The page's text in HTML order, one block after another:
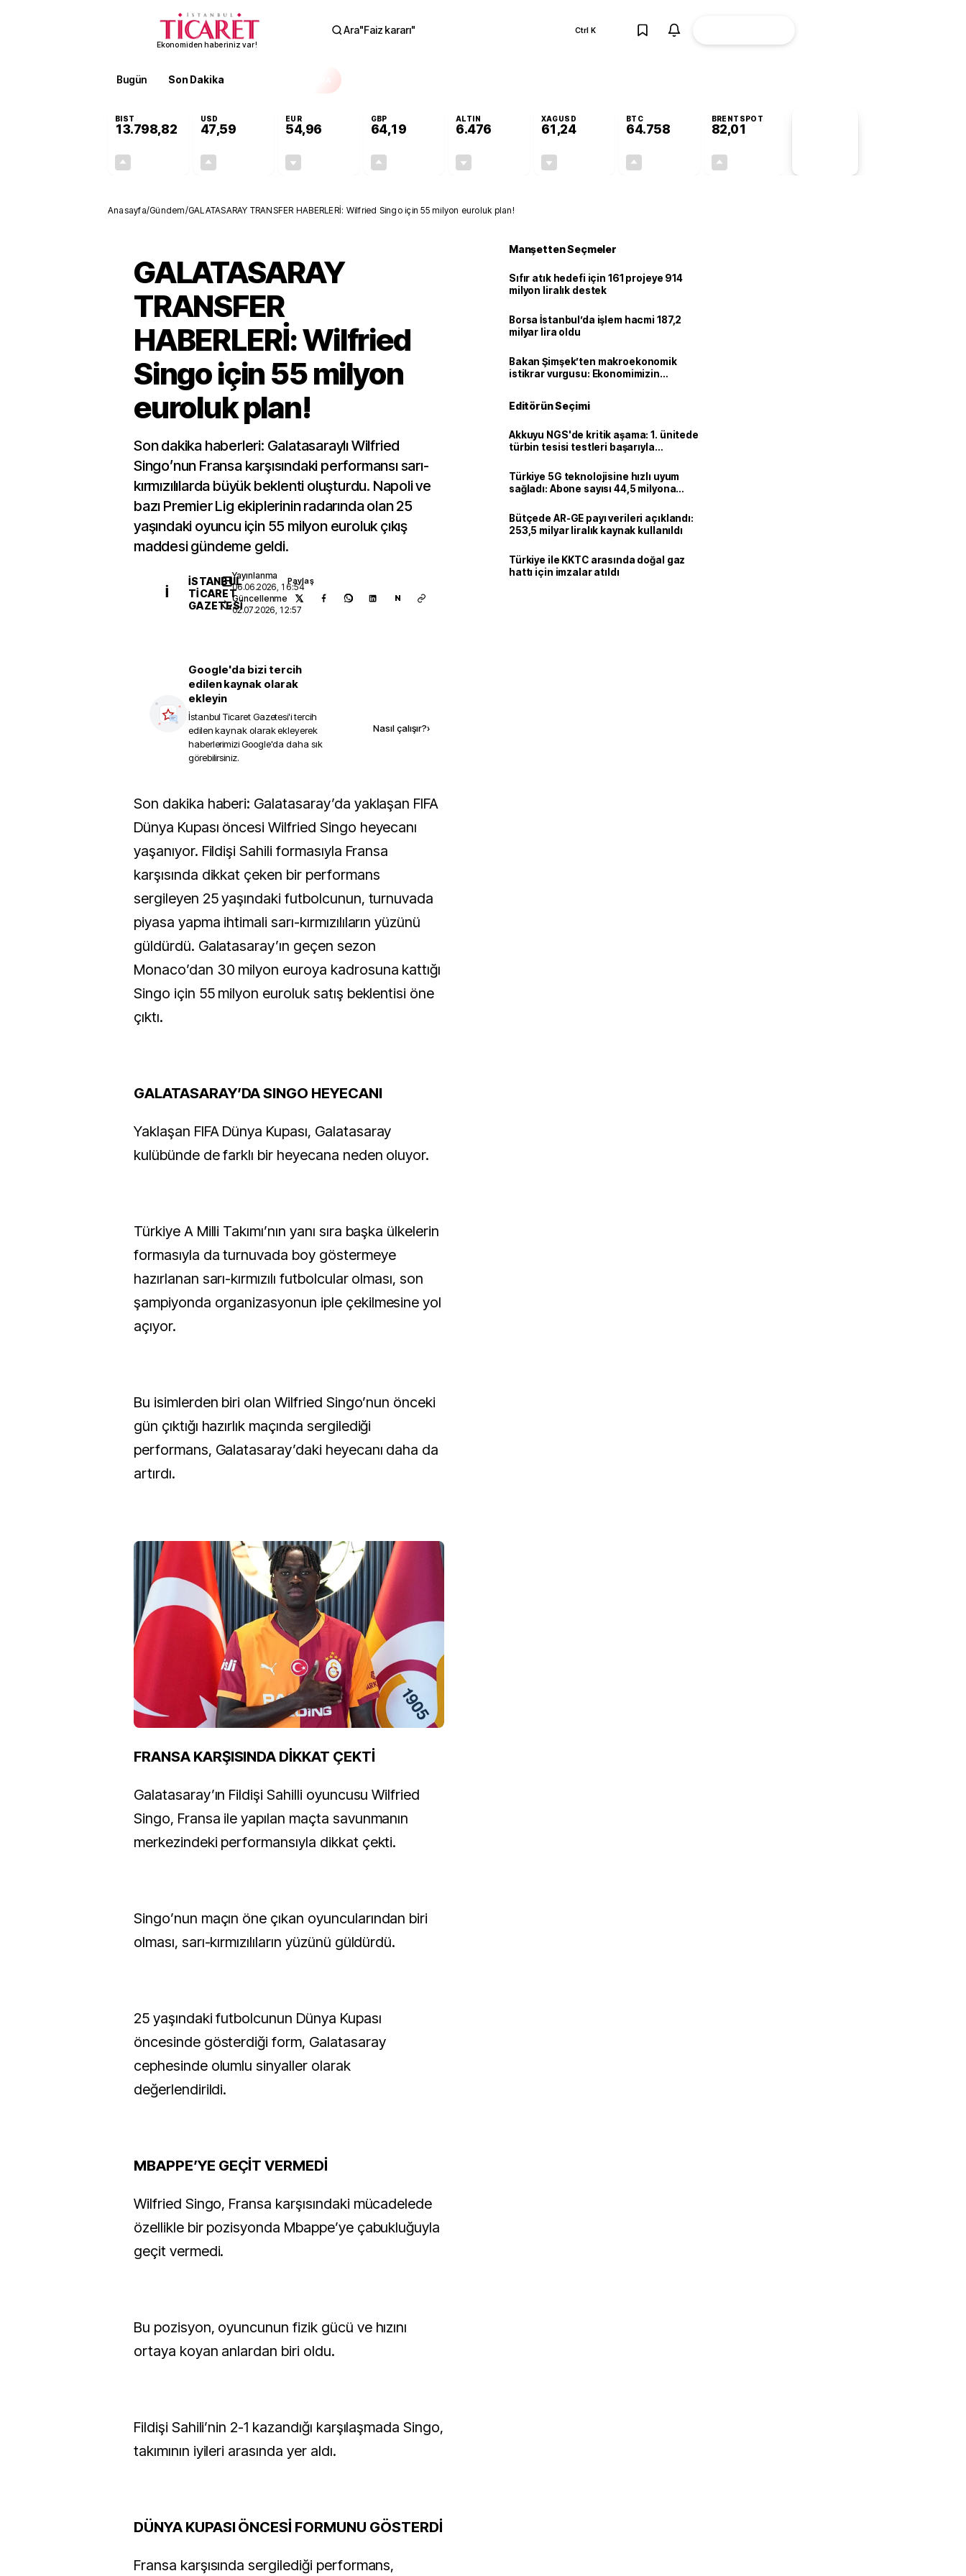
Ekonomiden haberiniz var!
Ara"Faiz kararı" Ctrl K
Bugün Son Dakika
BIST
13.798,82
USD
47,59
EUR
54,96
GBP
64,19
ALTIN
6.476
XAGUSD
61,24
BTC
64.758
BRENTSPOT
82,01
Anasayfa/Gündem/GALATASARAY TRANSFER HABERLERİ: Wilfried Singo için 55 milyon euroluk plan!
GALATASARAY
TRANSFER
HABERLERİ: Wilfried
Singo için 55 milyon
euroluk plan!
Son dakika haberleri: Galatasaraylı Wilfried
Singo’nun Fransa karşısındaki performansı sarı-
kırmızılılarda büyük beklenti oluşturdu. Napoli ve
bazı Premier Lig ekiplerinin radarında olan 25
yaşındaki oyuncu için 55 milyon euroluk çıkış
maddesi gündeme geldi.
İ
İSTANBUL
TICARET
GAZETESI
Yayınlanma
06.06.2026, 16:54
Güncellenme
02.07.2026, 12:57
Paylaş
N
Google'da bizi tercih
edilen kaynak olarak
ekleyin
İstanbul Ticaret Gazetesi'i tercih
edilen kaynak olarak ekleyerek
haberlerimizi Google'da daha sık
görebilirsiniz.
Nasıl çalışır?›
Son dakika haberi: Galatasaray’da yaklaşan FIFA
Dünya Kupası öncesi Wilfried Singo heyecanı
yaşanıyor. Fildişi Sahili formasıyla Fransa
karşısında dikkat çeken bir performans
sergileyen 25 yaşındaki futbolcunun, turnuvada
piyasa yapma ihtimali sarı-kırmızılıların yüzünü
güldürdü. Galatasaray’ın geçen sezon
Monaco’dan 30 milyon euroya kadrosuna kattığı
Singo için 55 milyon euroluk satış beklentisi öne
çıktı.
GALATASARAY’DA SINGO HEYECANI
Yaklaşan FIFA Dünya Kupası, Galatasaray
kulübünde de farklı bir heyecana neden oluyor.
Türkiye A Milli Takımı’nın yanı sıra başka ülkelerin
formasıyla da turnuvada boy göstermeye
hazırlanan sarı-kırmızılı futbolcular olması, son
şampiyonda organizasyonun iple çekilmesine yol
açıyor.
Bu isimlerden biri olan Wilfried Singo’nun önceki
gün çıktığı hazırlık maçında sergilediği
performans, Galatasaray’daki heyecanı daha da
artırdı.
FRANSA KARŞISINDA DİKKAT ÇEKTİ
Galatasaray’ın Fildişi Sahilli oyuncusu Wilfried
Singo, Fransa ile yapılan maçta savunmanın
merkezindeki performansıyla dikkat çekti.
Singo’nun maçın öne çıkan oyuncularından biri
olması, sarı-kırmızılıların yüzünü güldürdü.
25 yaşındaki futbolcunun Dünya Kupası
öncesinde gösterdiği form, Galatasaray
cephesinde olumlu sinyaller olarak
değerlendirildi.
MBAPPE’YE GEÇİT VERMEDİ
Wilfried Singo, Fransa karşısındaki mücadelede
özellikle bir pozisyonda Mbappe’ye çabukluğuyla
geçit vermedi.
Bu pozisyon, oyuncunun fizik gücü ve hızını
ortaya koyan anlardan biri oldu.
Fildişi Sahili’nin 2-1 kazandığı karşılaşmada Singo,
takımının iyileri arasında yer aldı.
DÜNYA KUPASI ÖNCESİ FORMUNU GÖSTERDİ
Fransa karşısında sergilediği performans,
Manşetten Seçmeler
Sıfır atık hedefi için 161 projeye 914
milyon liralık destek
Borsa İstanbul’da işlem hacmi 187,2
milyar lira oldu
Bakan Şimşek’ten makroekonomik
istikrar vurgusu: Ekonomimizin
Editörün Seçimi
Akkuyu NGS'de kritik aşama: 1. ünitede
türbin tesisi testleri başarıyla
Türkiye 5G teknolojisine hızlı uyum
sağladı: Abone sayısı 44,5 milyona
Bütçede AR-GE payı verileri açıklandı:
253,5 milyar liralık kaynak kullanıldı
Türkiye ile KKTC arasında doğal gaz
hattı için imzalar atıldı